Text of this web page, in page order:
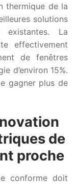
thermique de la
solutions
existantes. La
effectivement
de fenêtres
d’environ 15%.
gagner plus de
de
proche
conforme doit